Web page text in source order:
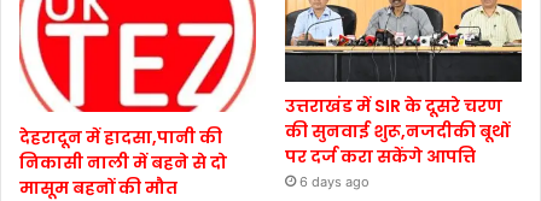
देहरादून में हादसा,पानी की
निकासी नाली में बहने से दो
मासूम बहनों की मौत
उत्तराखंड में SIR के दूसरे चरण
की सुनवाई शुरू,नजदीकी बूथों
पर दर्ज करा सकेंगे आपत्ति
6 days ago